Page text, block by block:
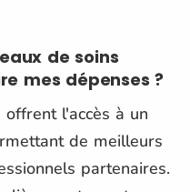
de soins
mes dépenses ?
l'accès à un
de meilleurs
partenaires.